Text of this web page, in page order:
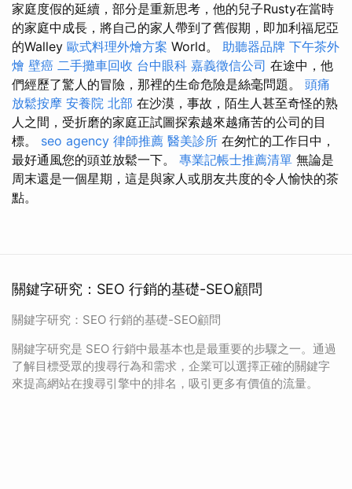
家庭度假的延續，部分是重新思考，他的兒子Rusty在當時
的家庭中成長，將自己的家人帶到了舊假期，即加利福尼亞
的Walley 歐式料理外燴方案 World。 助聽器品牌 下午茶外
燴 壁癌 二手攤車回收 台中眼科 嘉義徵信公司 在途中，他
們經歷了驚人的冒險，那裡的生命危險是絲毫問題。 頭痛
放鬆按摩 安養院 北部 在沙漠，事故，陌生人甚至奇怪的熟
人之間，受折磨的家庭正試圖探索越來越痛苦的公司的目
標。 seo agency 律師推薦 醫美診所 在匆忙的工作日中，
最好通風您的頭並放鬆一下。 專業記帳士推薦清單 無論是
周末還是一個星期，這是與家人或朋友共度的令人愉快的茶
點。
關鍵字研究：SEO 行銷的基礎-SEO顧問
關鍵字研究：SEO 行銷的基礎-SEO顧問
關鍵字研究是 SEO 行銷中最基本也是最重要的步驟之一。通過
了解目標受眾的搜尋行為和需求，企業可以選擇正確的關鍵字
來提高網站在搜尋引擎中的排名，吸引更多有價值的流量。